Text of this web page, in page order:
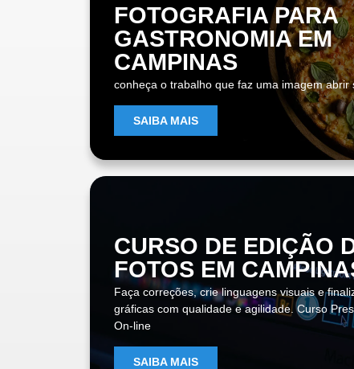
FOTOGRAFIA PARA
GASTRONOMIA EM
CAMPINAS
conheça o trabalho que faz uma imagem abrir
SAIBA MAIS
CURSO DE EDIÇÃO
FOTOS EM
Faça correções, crie linguagens visuais e
gráficas com qualidade e agilidade. Curso
On-line
SAIBA MAIS